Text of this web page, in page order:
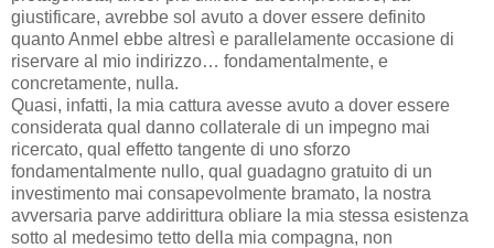
giustificare, avrebbe sol avuto a dover essere definito
quanto Anmel ebbe altresì e parallelamente occasione di
riservare al mio indirizzo… fondamentalmente, e
concretamente, nulla.
Quasi, infatti, la mia cattura avesse avuto a dover essere
considerata qual danno collaterale di un impegno mai
ricercato, qual effetto tangente di uno sforzo
fondamentalmente nullo, qual guadagno gratuito di un
investimento mai consapevolmente bramato, la nostra
avversaria parve addirittura obliare la mia stessa esistenza
sotto al medesimo tetto della mia compagna, non